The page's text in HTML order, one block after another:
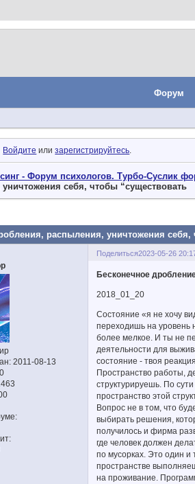
Форум
Войдите илизарегистрируйтесь
- Форум психологов. Турбо-Суслик
себя, чтобы “существовать
распыления, уничтожения себя,
Поделиться2023-05-26
: 2011-08-13
0
Бесконечное
2018_01_20
Состояние «я не хочу
переходишь на уровень
более мелкое. И ты не
деятельности для
состояние - твоя
Пространство работы,
структурируешь. По
пространство этой
Вопрос не в том, что
выбирать решения,
получилось и фирма
где человек должен
по мусорках. Это один и
пространстве
на проживание.